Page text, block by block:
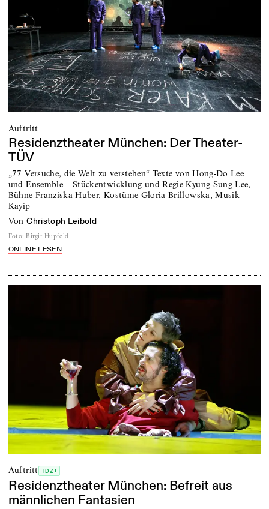
Auftritt
Residenztheater München: Der Theater-
TÜV
„77 Versuche, die Welt zu verstehen“ Texte von Hong-Do Lee
und Ensemble – Stückentwicklung und Regie Kyung-Sung Lee,
Bühne Franziska Huber, Kostüme Gloria Brillowska, Musik
Kayip
von Christoph Leibold
Foto: Birgit Hupfeld
ONLINE LESEN
Auftritt TDZ+
Residenztheater München: Befreit aus
männlichen Fantasien